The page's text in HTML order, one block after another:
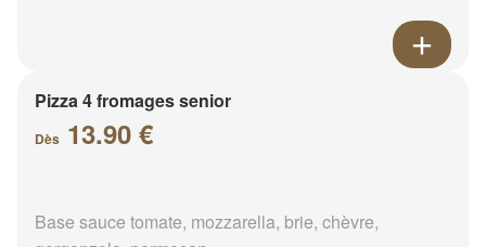
Pizza 4 fromages senior
Dès 13.90 €
Base sauce tomate, mozzarella, brie, chèvre,